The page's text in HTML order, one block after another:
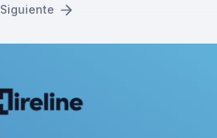
Siguiente